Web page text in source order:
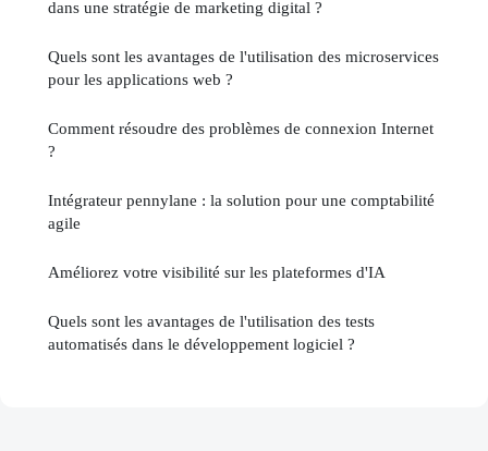
dans une stratégie de marketing digital ?
Quels sont les avantages de l'utilisation des microservices
pour les applications web ?
Comment résoudre des problèmes de connexion Internet
?
Intégrateur pennylane : la solution pour une comptabilité
agile
Améliorez votre visibilité sur les plateformes d'IA
Quels sont les avantages de l'utilisation des tests
automatisés dans le développement logiciel ?